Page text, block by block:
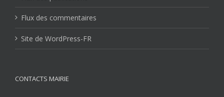
Flux des commentaires
Site de WordPress-FR
CONTACTS MAIRIE